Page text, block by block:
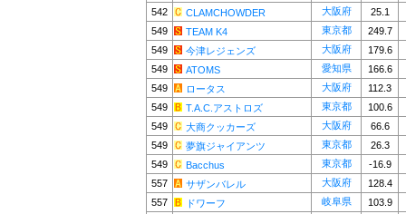
542
CLAMCHOWDER 大阪府
25.1
549
TEAM K4 東京都
249.7
549
今津レジェンズ 大阪府
179.6
549
ATOMS 愛知県
166.6
549
ロータス 大阪府
112.3
549
T.A.C.アストロズ 東京都
100.6
549
大商クッカーズ 大阪府
66.6
549
夢旗ジャイアンツ 東京都
26.3
549
Bacchus 東京都
-16.9
557
サザンバレル 大阪府
128.4
557
ドワーフ 岐阜県
103.9